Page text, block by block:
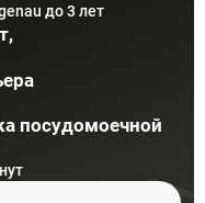
до 3 лет
посудомоечной